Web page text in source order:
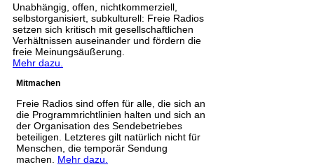
Unabhängig, offen, nichtkommerziell,
selbstorganisiert, subkulturell: Freie Radios
setzen sich kritisch mit gesellschaftlichen
Verhältnissen auseinander und fördern die
freie Meinungsäußerung.
Mehr dazu.
Mitmachen
Freie Radios sind offen für alle, die sich an
die Programmrichtlinien halten und sich an
der Organisation des Sendebetriebes
beteiligen. Letzteres gilt natürlich nicht für
Menschen, die temporär Sendung
machen. Mehr dazu.